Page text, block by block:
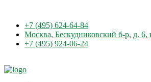
+7 (495) 624-64-84
Москва, Бескудниковский б-р, д. 6,
+7 (495) 924-06-24